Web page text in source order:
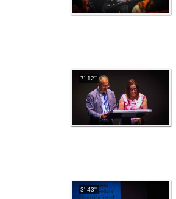
7' 12''
3' 43''